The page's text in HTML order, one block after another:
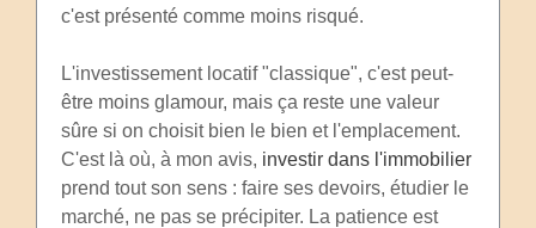
c'est présenté comme moins risqué.
L'investissement locatif "classique", c'est peut-
être moins glamour, mais ça reste une valeur
sûre si on choisit bien le bien et l'emplacement.
C'est là où, à mon avis, investir dans l'immobilier
prend tout son sens : faire ses devoirs, étudier le
marché, ne pas se précipiter. La patience est